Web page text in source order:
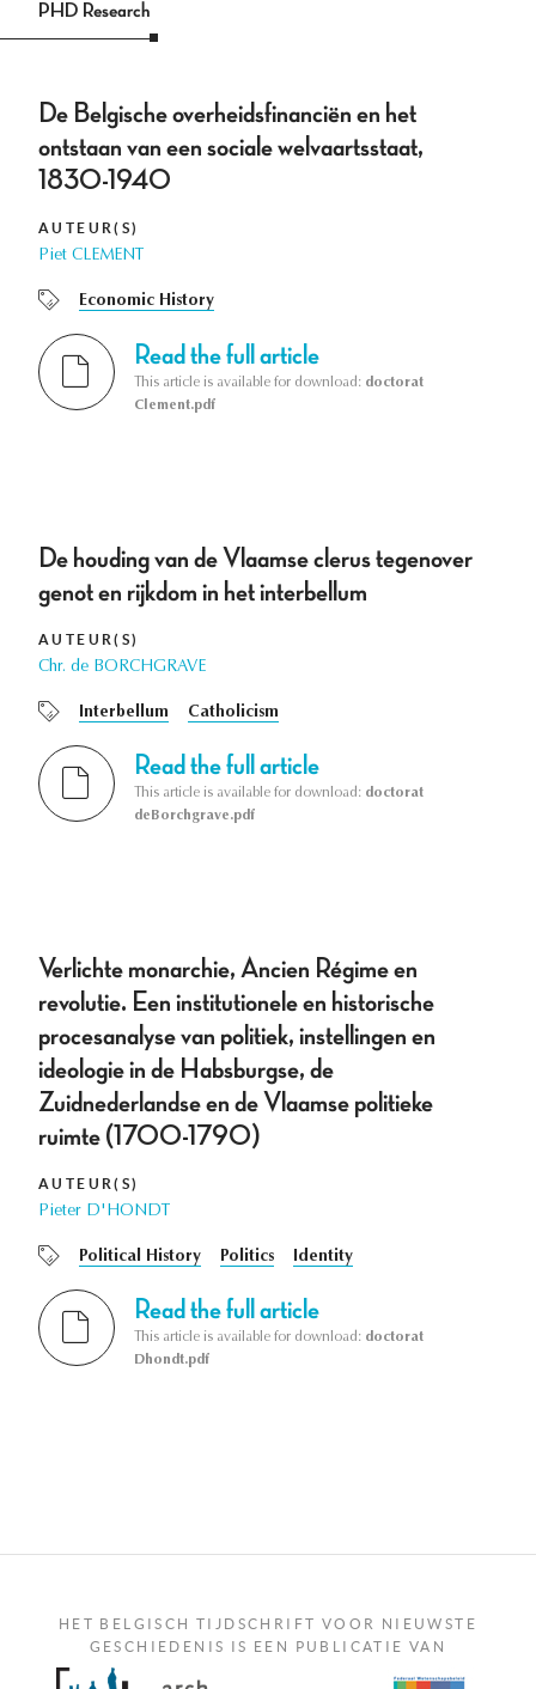
PHD Research
De Belgische overheidsfinanciën en het
ontstaan van een sociale welvaartsstaat,
1830-1940
AUTEUR(S)
Piet CLEMENT
Economic History
Read the full article
This article is available for download: doctorat
Clement.pdf
De houding van de Vlaamse clerus tegenover
genot en rijkdom in het interbellum
AUTEUR(S)
Chr. de BORCHGRAVE
Interbellum Catholicism
Read the full article
This article is available for download: doctorat
deBorchgrave.pdf
Verlichte monarchie, Ancien Régime en
revolutie. Een institutionele en historische
procesanalyse van politiek, instellingen en
ideologie in de Habsburgse, de
Zuidnederlandse en de Vlaamse politieke
ruimte (1700-1790)
AUTEUR(S)
Pieter D'HONDT
Political History Politics Identity
Read the full article
This article is available for download: doctorat
Dhondt.pdf
HET BELGISCH TIJDSCHRIFT VOOR NIEUWSTE
GESCHIEDENIS IS EEN PUBLICATIE VAN